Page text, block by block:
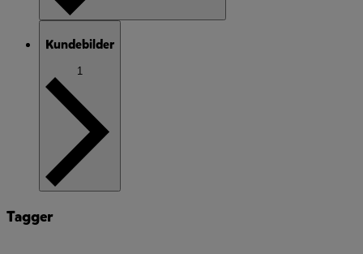
Kundebilder
1
Tagger